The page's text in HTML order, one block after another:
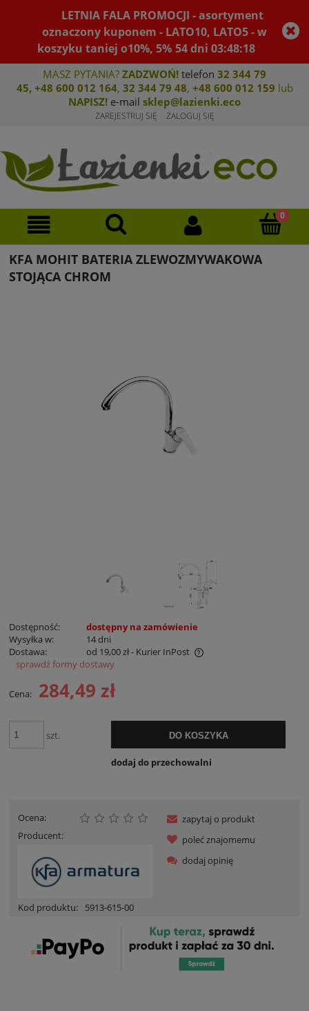
LETNIA FALA PROMOCJI - asortyment
oznaczony kuponem - LATO10, LATO5 - w
koszyku taniej o10%, 5% 54dni03:48:18
MASZ PYTANIA? ZADZWOŃ! telefon 32 344 79
45, +48 600 012 164, 32 344 79 48, +48 600 012 159 lub
NAPISZ! e-mail sklep@lazienki.eco
ZAREJESTRUJ SIĘ ZALOGUJ SIĘ
KFA MOHIT BATERIA ZLEWOZMYWAKOWA
STOJĄCA CHROM
Dostępność:
dostępny na zamówienie
Wysyłka w:
14 dni
Dostawa:
od 19,00 zł- Kurier InPost
Cena nie zawiera ewentualnych kosztów płatności
sprawdź formy dostawy
Cena: 284,49 zł
szt. DO KOSZYKA
dodaj do przechowalni
Ocena:
Producent:
Kod produktu: 5913-615-00
zapytaj o produkt
poleć znajomemu
dodaj opinię